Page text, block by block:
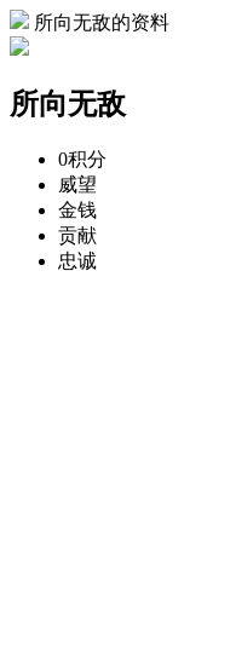
所向无敌的资料
所向无敌
0积分
威望
金钱
贡献
忠诚